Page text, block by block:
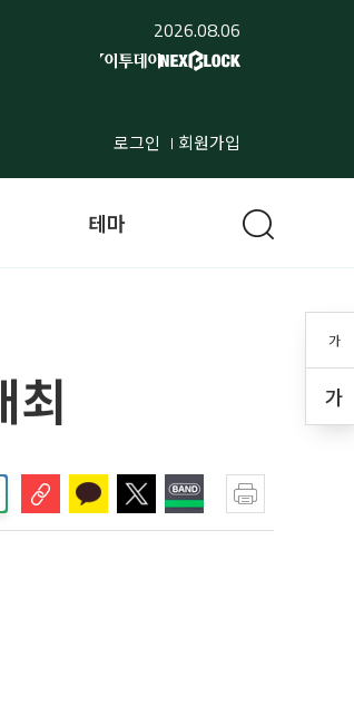
2026.08.06
로그인 회원가입
가
가
테마
최